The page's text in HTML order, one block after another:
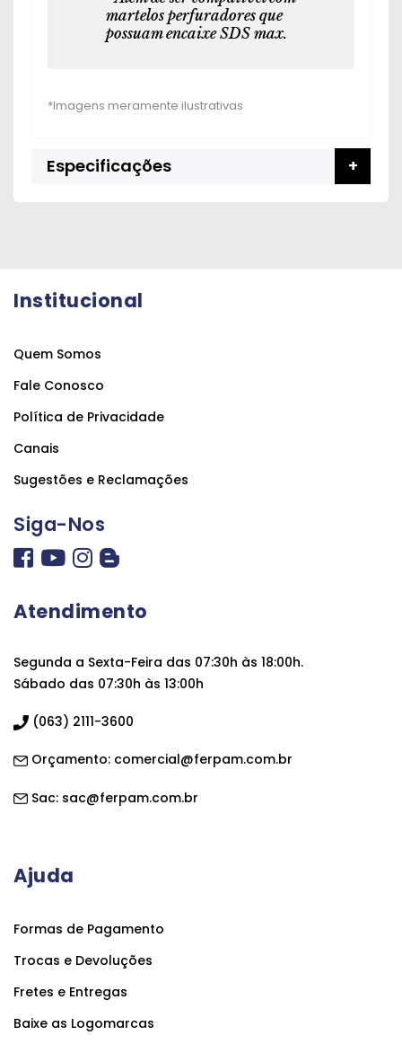
martelos perfuradores que
possuam encaixe SDS max.
Especificações
Institucional
Quem Somos
Fale Conosco
Política de Privacidade
Canais
Sugestões e Reclamações
Siga-Nos
Atendimento
Segunda a Sexta-Feira das 07:30h às 18:00h.
Sábado das 07:30h às 13:00h
(063) 2111-3600
Orçamento: comercial@ferpam.com.br
Sac: sac@ferpam.com.br
Ajuda
Formas de Pagamento
Trocas e Devoluções
Fretes e Entregas
Baixe as Logomarcas